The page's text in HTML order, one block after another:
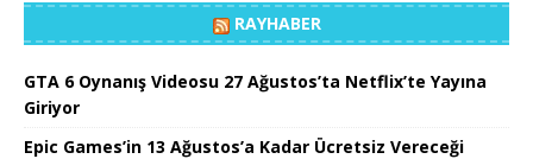
RAYHABER
GTA 6 Oynanış Videosu 27 Ağustos’ta Netflix’te Yayına
Giriyor
Epic Games’in 13 Ağustos’a Kadar Ücretsiz Vereceği